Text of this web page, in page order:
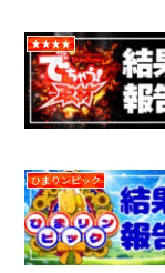
★★★★
ひまりンピック